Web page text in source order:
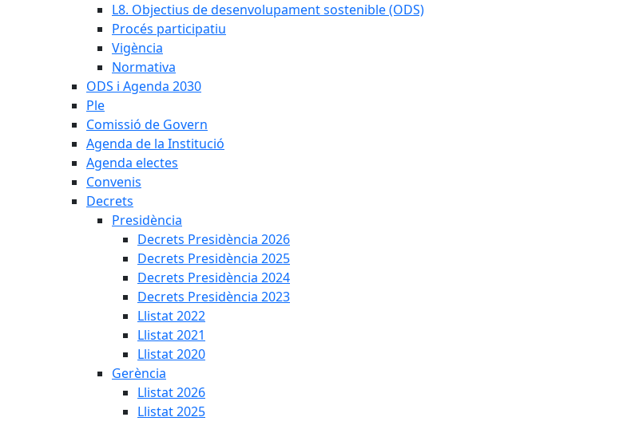
L8. Objectius de desenvolupament sostenible (ODS)
Procés participatiu
Vigència
Normativa
ODS i Agenda 2030
Ple
Comissió de Govern
Agenda de la Institució
Agenda electes
Convenis
Decrets
Presidència
Decrets Presidència 2026
Decrets Presidència 2025
Decrets Presidència 2024
Decrets Presidència 2023
Llistat 2022
Llistat 2021
Llistat 2020
Gerència
Llistat 2026
Llistat 2025